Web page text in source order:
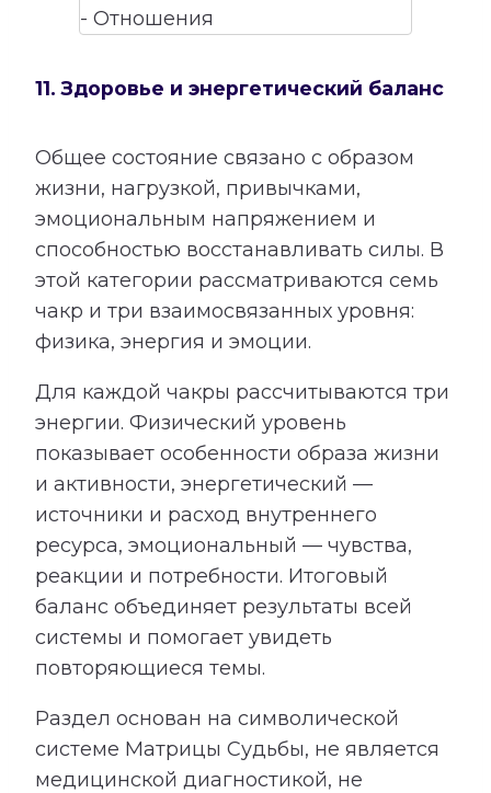
11. Здоровье и энергетический баланс
Общее состояние связано с образом
жизни, нагрузкой, привычками,
эмоциональным напряжением и
способностью восстанавливать силы. В
этой категории рассматриваются семь
чакр и три взаимосвязанных уровня:
физика, энергия и эмоции.
Для каждой чакры рассчитываются три
энергии. Физический уровень
показывает особенности образа жизни
и активности, энергетический —
источники и расход внутреннего
ресурса, эмоциональный — чувства,
реакции и потребности. Итоговый
баланс объединяет результаты всей
системы и помогает увидеть
повторяющиеся темы.
Раздел основан на символической
системе Матрицы Судьбы, не является
медицинской диагностикой, не